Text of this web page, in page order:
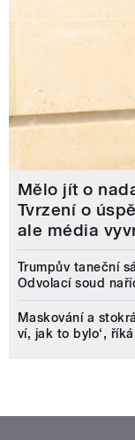
Mělo jít o
Tvrzení o
ale média
Trumpův taneční
Odvolací soud
Maskování a
ví, jak to bylo‘,